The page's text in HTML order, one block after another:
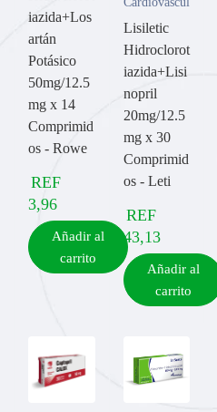
iazida+Los
artán
Potásico
50mg/12.5
mg x 14
Comprimid
os - Rowe
REF
3,96
Añadir al
carrito
Lisiletic
Hidroclorot
iazida+Lisi
nopril
20mg/12.5
mg x 30
Comprimid
os - Leti
REF
43,13
Añadir al
carrito